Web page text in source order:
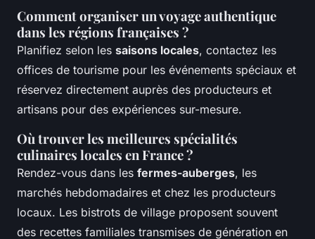
Comment organiser un voyage authentique
dans les régions françaises ?
Planifiez selon les saisons locales, contactez les
offices de tourisme pour les événements spéciaux et
réservez directement auprès des producteurs et
artisans pour des expériences sur-mesure.
Où trouver les meilleures spécialités
culinaires locales en France ?
Rendez-vous dans les fermes-auberges, les
marchés hebdomadaires et chez les producteurs
locaux. Les bistrots de village proposent souvent
des recettes familiales transmises de génération en